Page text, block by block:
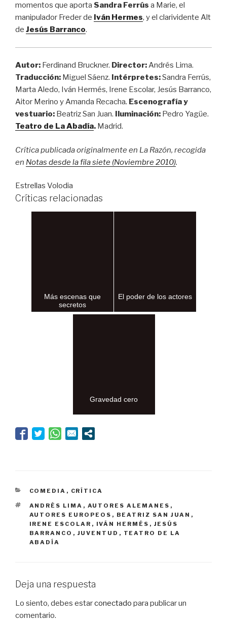
momentos que aporta Sandra Ferrús a Marie, el
manipulador Freder de Iván Hermes, y el clarividente Alt
de Jesús Barranco.
Autor: Ferdinand Bruckner. Director:Andrés Lima.
Traducción: Miguel Sáenz. Intérpretes:Sandra Ferrús,
Marta Aledo, Iván Hermés, Irene Escolar, Jesús Barranco,
Aitor Merino y Amanda Recacha. Escenografía y
vestuario: Beatriz San Juan. Iluminación: Pedro Yagüe.
Teatro de La Abadía. Madrid.
Crítica publicada originalmente en La Razón, recogida
en Notas desde la fila siete (Noviembre 2010).
Estrellas Volodia
Críticas relacionadas
Más escenas que
secretos
El poder de los actores
Gravedad cero
CATEGORÍAS
COMEDIA , CRÍTICA
ETIQUETAS
ANDRÉS LIMA , AUTORES ALEMANES ,
AUTORES EUROPEOS , BEATRIZ SAN JUAN ,
IRENE ESCOLAR , IVÁN HERMÉS , JESÚS
BARRANCO , JUVENTUD , TEATRO DE LA
ABADÍA
Deja una respuesta
Lo siento, debes estarconectado para publicar un
comentario.